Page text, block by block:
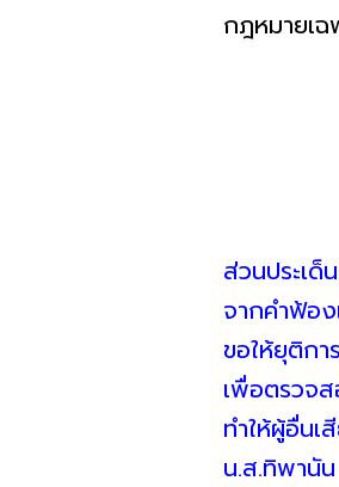
กฎหมายเ
ส่วนประเด็
จากคำฟ้อ
ขอให้ยุติกา
เพื่อตรวจส
ทำให้ผู้อื่นเ
น.ส.ทิพานั